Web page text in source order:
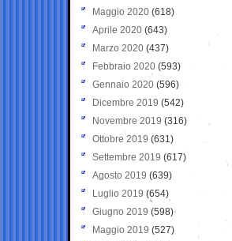
Maggio 2020 (618)
Aprile 2020 (643)
Marzo 2020 (437)
Febbraio 2020 (593)
Gennaio 2020 (596)
Dicembre 2019 (542)
Novembre 2019 (316)
Ottobre 2019 (631)
Settembre 2019 (617)
Agosto 2019 (639)
Luglio 2019 (654)
Giugno 2019 (598)
Maggio 2019 (527)